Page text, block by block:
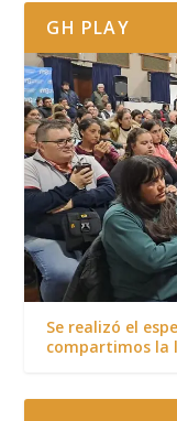
GH PLAY
Se realizó el
compartimos la